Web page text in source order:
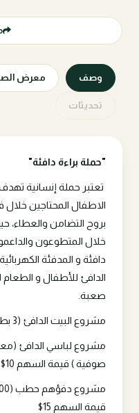
وصف معرض
تحديثات
"حملة براءة دافئة"
تعتبر حملة إنسانية
الاطفال المحتاجين خلال
بروح التضامن
خلال المتطوعون
دافئة و المدفئة
الدافئ للأطفال و
صعبة.
مشروع البيت الدافئ (3 بطانيات شتوية لكل عائلة ) 12$
مشروع لباسي الدافئ
صوفية ) قيمة السهم 10$
قيمة السهم 15$